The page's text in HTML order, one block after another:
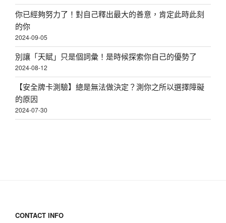
你已經夠努力了！對自己釋出最大的善意，肯定此時此刻
的你
2024-09-05
別讓「天賦」只是個詞彙！是時候探索你自己的優勢了
2024-08-12
【安全牌卡測驗】總是無法做決定？測你之所以選擇障礙
的原因
2024-07-30
CONTACT INFO